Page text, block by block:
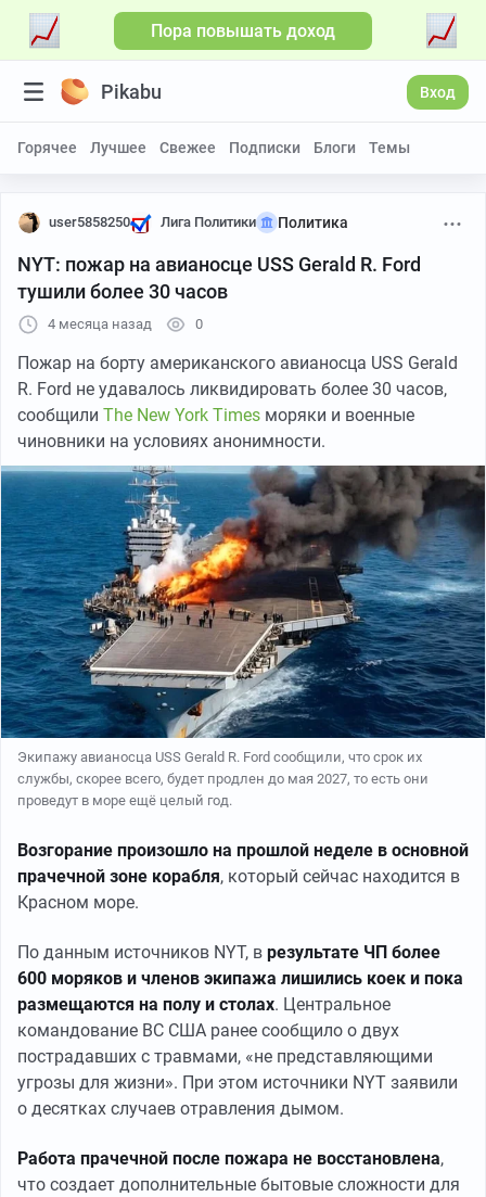
Пора повышать доход
Pikabu Вход
Горячее Лучшее Свежее Подписки Блоги Темы
user5858250 Лига Политики Политика
NYT: пожар на авианосце USS Gerald R. Ford
тушили более 30 часов
4 месяца назад 0
Пожар на борту американского авианосца USS Gerald
R. Ford не удавалось ликвидировать более 30 часов,
сообщили The New York Times моряки и военные
чиновники на условиях анонимности.
Экипажу авианосца USS Gerald R. Ford сообщили, что срок их
службы, скорее всего, будет продлен до мая 2027, то есть они
проведут в море ещё целый год.
Возгорание произошло на прошлой неделе в основной
прачечной зоне корабля, который сейчас находится в
Красном море.
По данным источников NYT, в результате ЧП более
600 моряков и членов экипажа лишились коек и пока
размещаются на полу и столах. Центральное
командование ВС США ранее сообщило о двух
пострадавших с травмами, «не представляющими
угрозы для жизни». При этом источники NYT заявили
о десятках случаев отравления дымом.
Работа прачечной после пожара не восстановлена,
что создает дополнительные бытовые сложности для